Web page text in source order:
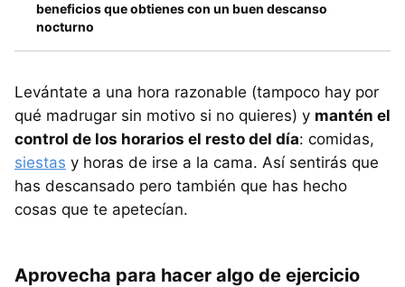
beneficios que obtienes con un buen descanso
nocturno
Levántate a una hora razonable (tampoco hay por
qué madrugar sin motivo si no quieres) y mantén el
control de los horarios el resto del día: comidas,
siestas y horas de irse a la cama. Así sentirás que
has descansado pero también que has hecho
cosas que te apetecían.
Aprovecha para hacer algo de ejercicio